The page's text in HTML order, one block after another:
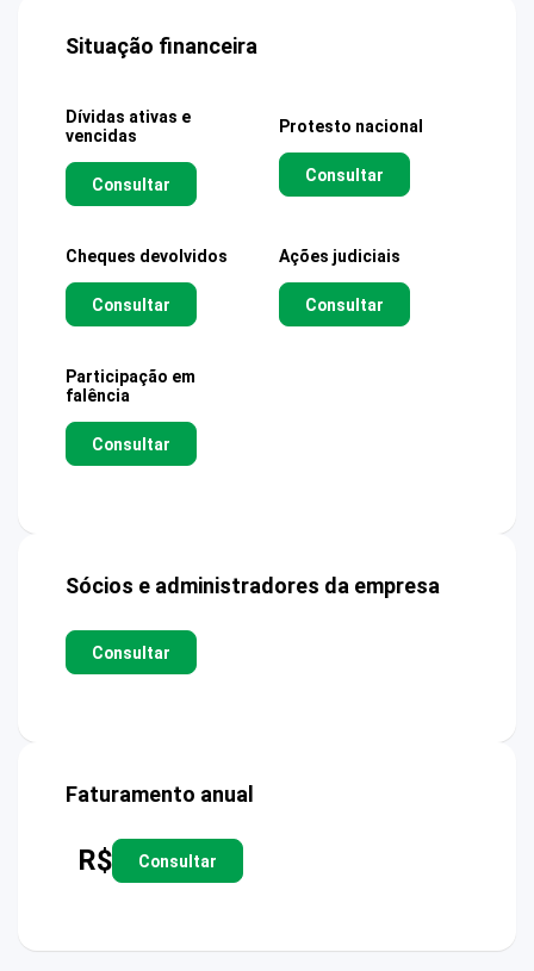
Situação financeira
Dívidas ativas e
vencidas
Consultar
Protesto nacional
Consultar
Cheques devolvidos
Consultar
Ações judiciais
Consultar
Participação em
falência
Consultar
Sócios e administradores da empresa
Consultar
Faturamento anual
R$ Consultar